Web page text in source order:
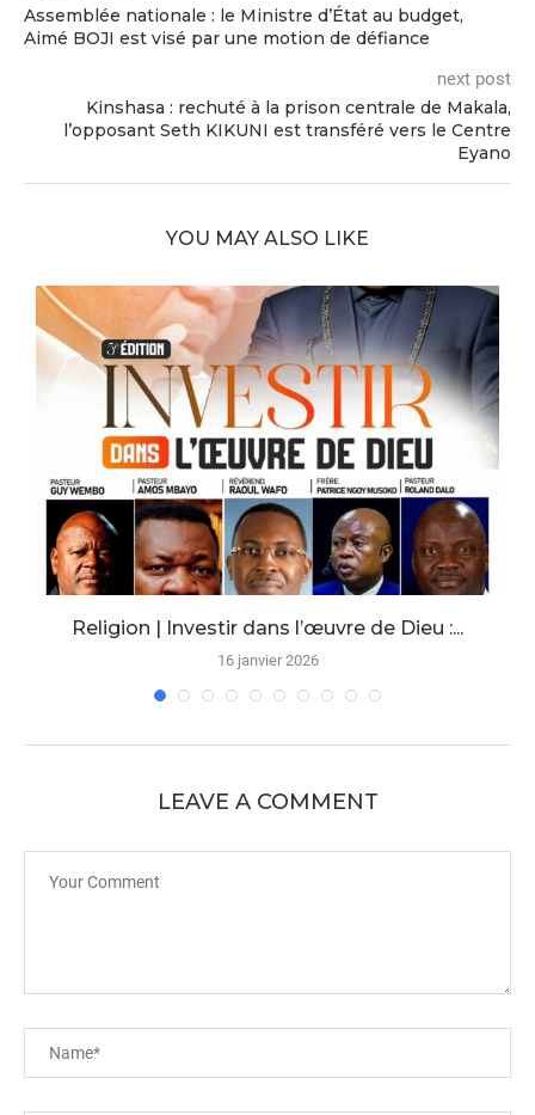
Assemblée nationale : le Ministre d’État au budget,
Aimé BOJI est visé par une motion de défiance
next post
Kinshasa : rechuté à la prison centrale de Makala,
l’opposant Seth KIKUNI est transféré vers le Centre
Eyano
YOU MAY ALSO LIKE
Religion | Investir dans l’œuvre de Dieu :...
16 janvier 2026
LEAVE A COMMENT